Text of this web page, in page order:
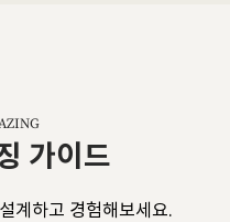
가이드
계하고 경험해보세요.